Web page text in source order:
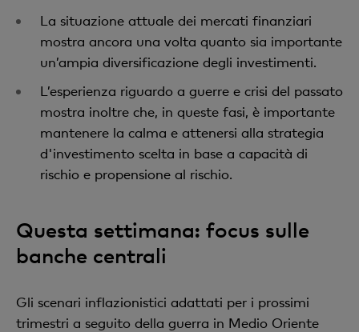
La situazione attuale dei mercati finanziari
mostra ancora una volta quanto sia importante
un’ampia diversificazione degli investimenti.
L’esperienza riguardo a guerre e crisi del passato
mostra inoltre che, in queste fasi, è importante
mantenere la calma e attenersi alla strategia
d'investimento scelta in base a capacità di
rischio e propensione al rischio.
Questa settimana: focus sulle
banche centrali
Gli scenari inflazionistici adattati per i prossimi
trimestri a seguito della guerra in Medio Oriente